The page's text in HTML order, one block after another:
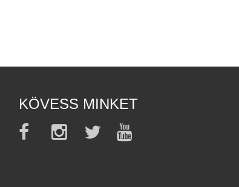
KÖVESS MINKET